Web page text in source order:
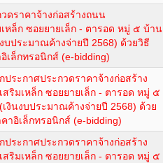
ดราคาจ้างก่อสร้างถนน
หล็ก ซอยยายเล็ก - ตารอด หมู่ ๕ บ้าน
บประมาณค้างจ่ายปี 2568) ด้วยวิธี
เล็กทรอนิกส์ (e-bidding)
ประกาศประกวดราคาจ้างก่อสร้าง
ริมเหล็ก ซอยยายเล็ก - ตารอด หมู่ ๕
งินงบประมาณค้างจ่ายปี 2568) ด้วย
าอิเล็กทรอนิกส์ (e-bidding)
ประกาศประกวดราคาจ้างก่อสร้าง
ริมเหล็ก ซอยยายเล็ก - ตารอด หมู่ ๕